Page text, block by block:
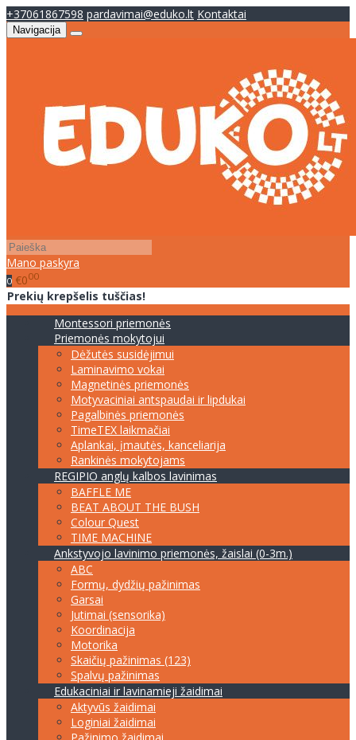
+37061867598 pardavimai@eduko.lt Kontaktai
Navigacija
Mano paskyra
0 €000
Prekių krepšelis tuščias!
Montessori priemonės
Priemonės mokytojui
Dėžutės susidėjimui
Laminavimo vokai
Magnetinės priemonės
Motyvaciniai antspaudai ir lipdukai
Pagalbinės priemonės
TimeTEX laikmačiai
Aplankai, įmautės, kanceliarija
Rankinės mokytojams
REGIPIO anglų kalbos lavinimas
BAFFLE ME
BEAT ABOUT THE BUSH
Colour Quest
TIME MACHINE
Ankstyvojo lavinimo priemonės, žaislai (0-3m.)
ABC
Formų, dydžių pažinimas
Garsai
Jutimai (sensorika)
Koordinacija
Motorika
Skaičių pažinimas (123)
Spalvų pažinimas
Edukaciniai ir lavinamieji žaidimai
Aktyvūs žaidimai
Loginiai žaidimai
Pažinimo žaidimai